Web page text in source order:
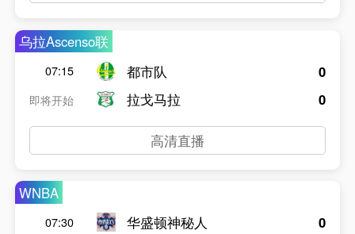
乌拉Ascenso联
07:15
即将开始
都市队
拉戈马拉
0
0
高清直播
WNBA
07:30
华盛顿神秘人
0